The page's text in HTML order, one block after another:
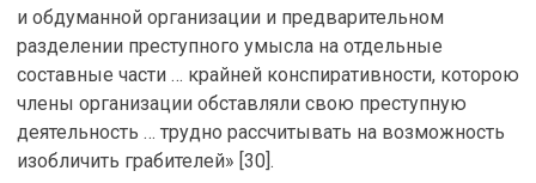
и обдуманной организации и предварительном
разделении преступного умысла на отдельные
составные части … крайней конспиративности, которою
члены организации обставляли свою преступную
деятельность … трудно рассчитывать на возможность
изобличить грабителей» [30].